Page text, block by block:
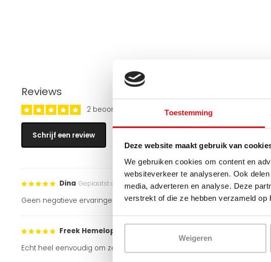
Toestemming
Deze website maakt gebruik van
We gebruiken cookies om content en
websiteverkeer te analyseren. Ook
media, adverteren en analyse. Deze
verstrekt of die ze hebben verzameld
Weigeren
Reviews
2 beoordelingen
Schrijf een review
Dina Geplaatst op 28 Januari 2023 at 14:47
Geen negatieve ervaringen. Erg fijn te monteren
Freek Hemelop
Echt heel eenvoudig om zelf te installeren en werkt zeer goed